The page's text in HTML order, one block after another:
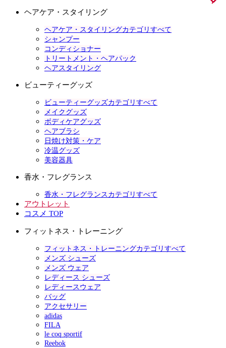
ヘアケア・スタイリング
ヘアケア・スタイリングカテゴリすべて
シャンプー
コンディショナー
トリートメント・ヘアパック
ヘアスタイリング
ビューティーグッズ
ビューティーグッズカテゴリすべて
メイクグッズ
ボディケアグッズ
ヘアブラシ
日焼け対策・ケア
冷温グッズ
美容器具
香水・フレグランス
香水・フレグランスカテゴリすべて
アウトレット
コスメ TOP
フィットネス・トレーニング
フィットネス・トレーニングカテゴリすべて
メンズ シューズ
メンズ ウェア
レディース シューズ
レディースウェア
バッグ
アクセサリー
adidas
FILA
le coq sportif
Reebok